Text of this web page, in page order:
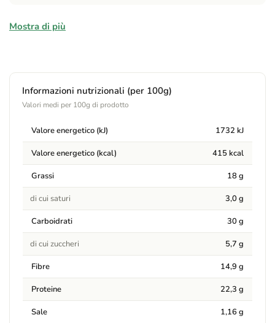
Ingredienti
Allergeni
Contiene:Contiene soia. Può contenere tracce di frutta a
guscio.
Avvertenze
Contiene SOJA. Puede contener trazas de frutos de cáscara.
Mostra di più
Informazioni nutrizionali (per 100g)
Valori medi per 100g di prodotto
Valore energetico (kJ) 1732 kJ
Valore energetico (kcal) 415 kcal
Grassi 18 g
di cui saturi 3,0 g
Carboidrati 30 g
di cui zuccheri 5,7 g
Fibre 14,9 g
Proteine 22,3 g
Sale 1,16 g